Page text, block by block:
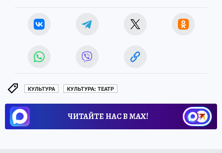
КУЛЬТУРА КУЛЬТУРА: ТЕАТР
ЧИТАЙТЕ НАС В МАХ!